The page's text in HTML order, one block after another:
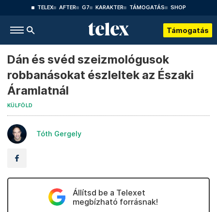
TELEX AFTER G7 KARAKTER TÁMOGATÁS SHOP
Támogatás
Dán és svéd szeizmológusok
robbanásokat észleltek az Északi
Áramlatnál
KÜLFÖLD
Tóth Gergely
Állítsd be a Telexet
megbízható forrásnak!